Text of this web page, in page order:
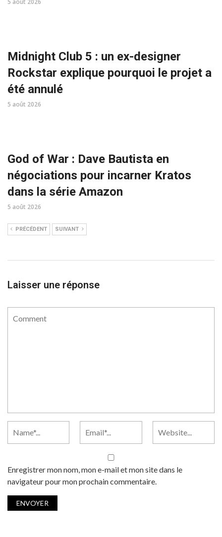
5 août 2026
Midnight Club 5 : un ex-designer
Rockstar explique pourquoi le projet a
été annulé
5 août 2026
God of War : Dave Bautista en
négociations pour incarner Kratos
dans la série Amazon
5 août 2026
PRÉCÉDENT SUIVANT
Laisser une réponse
Enregistrer mon nom, mon e-mail et mon site dans le
navigateur pour mon prochain commentaire.